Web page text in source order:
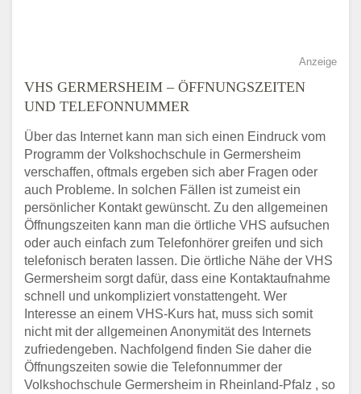
Anzeige
VHS GERMERSHEIM – ÖFFNUNGSZEITEN
UND TELEFONNUMMER
Über das Internet kann man sich einen Eindruck vom
Programm der Volkshochschule in Germersheim
verschaffen, oftmals ergeben sich aber Fragen oder
auch Probleme. In solchen Fällen ist zumeist ein
persönlicher Kontakt gewünscht. Zu den allgemeinen
Öffnungszeiten kann man die örtliche VHS aufsuchen
oder auch einfach zum Telefonhörer greifen und sich
telefonisch beraten lassen. Die örtliche Nähe der VHS
Germersheim sorgt dafür, dass eine Kontaktaufnahme
schnell und unkompliziert vonstattengeht. Wer
Interesse an einem VHS-Kurs hat, muss sich somit
nicht mit der allgemeinen Anonymität des Internets
zufriedengeben. Nachfolgend finden Sie daher die
Öffnungszeiten sowie die Telefonnummer der
Volkshochschule Germersheim in Rheinland-Pfalz , so